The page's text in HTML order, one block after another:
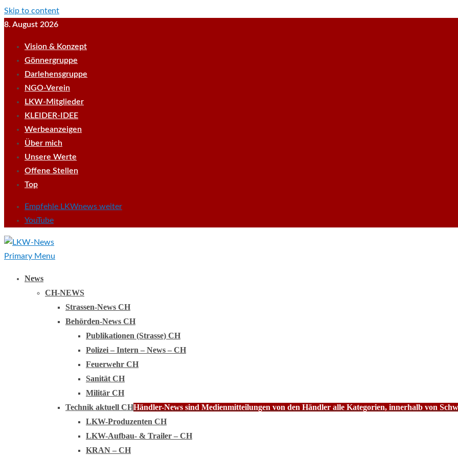
Skip to content
8. August 2026
Vision & Konzept
Gönnergruppe
Darlehensgruppe
NGO-Verein
LKW-Mitglieder
KLEIDER-IDEE
Werbeanzeigen
Über mich
Unsere Werte
Offene Stellen
Top
Empfehle LKWnews weiter
YouTube
Primary Menu
News
CH-NEWS
Strassen-News CH
Behörden-News CH
Publikationen (Strasse) CH
Polizei – Intern – News – CH
Feuerwehr CH
Sanität CH
Militär CH
Technik aktuell CHHändler-News sind Medienmitteilungen von den Händler alle Kategorien, innerhalb von
LKW-Produzenten CH
LKW-Aufbau- & Trailer – CH
KRAN – CH